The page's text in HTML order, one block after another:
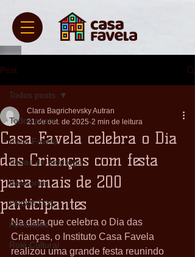
Post
Todos posts
Casa Favela
Vagas de emprego
Relatórios
PROJETOS
Atividades
Rolé Cultural
Todos posts
Casa Favela celebra o Dia
das Crianças com festa
para mais de 200
participantes
Clara Bagrichevsky Autran
21 de out. de 2025 2 min de leitura
Na data que celebra o Dia das
Crianças, o Instituto Casa Favela
realizou uma grande festa reunindo